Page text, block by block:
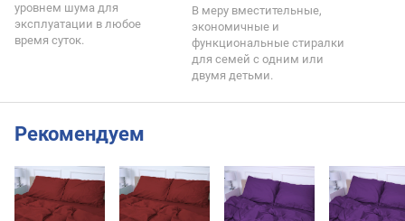
уровнем шума для
эксплуатации в любое
время суток.
В меру вместительные,
экономичные и
функциональные стиралки
для семей с одним или
двумя детьми.
Рекомендуем